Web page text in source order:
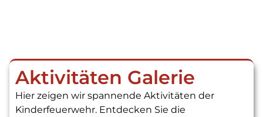
Aktivitäten Galerie
Hier zeigen wir spannende Aktivitäten der
Kinderfeuerwehr. Entdecken Sie die